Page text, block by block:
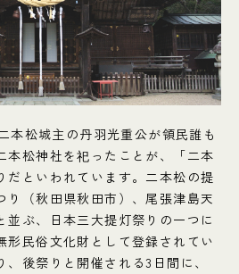
本松城主の丹羽光重公が領民誰も
本松神社を祀ったことが、「二本
だといわれています。二本松の提
り（秋田県秋田市）、尾張津島天
並ぶ、日本三大提灯祭りの一つに
形民俗文化財として登録されてい
後祭りと開催される3日間に、